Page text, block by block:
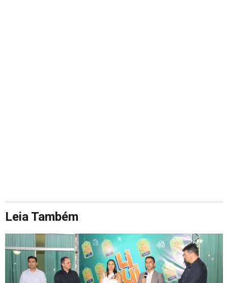
Leia Também